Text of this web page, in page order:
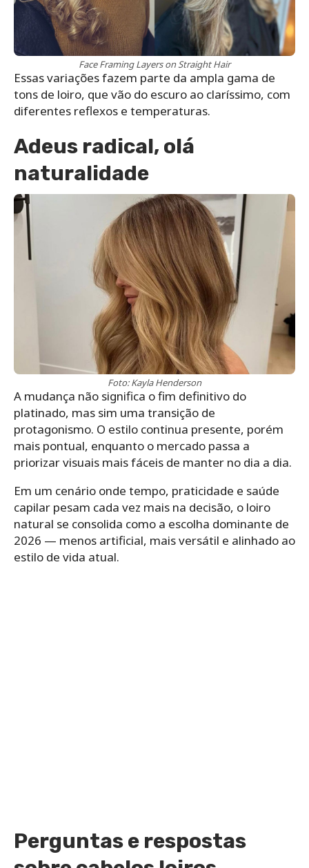
Face Framing Layers on Straight Hair
Essas variações fazem parte da ampla gama de
tons de loiro, que vão do escuro ao claríssimo, com
diferentes reflexos e temperaturas.
Adeus radical, olá
naturalidade
Foto: Kayla Henderson
A mudança não significa o fim definitivo do
platinado, mas sim uma transição de
protagonismo. O estilo continua presente, porém
mais pontual, enquanto o mercado passa a
priorizar visuais mais fáceis de manter no dia a dia.
Em um cenário onde tempo, praticidade e saúde
capilar pesam cada vez mais na decisão, o loiro
natural se consolida como a escolha dominante de
2026 — menos artificial, mais versátil e alinhado ao
estilo de vida atual.
Perguntas e respostas